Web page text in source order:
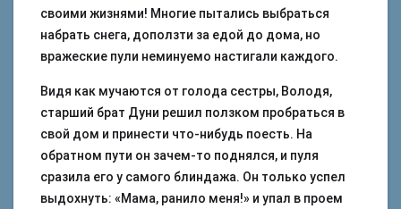
своими жизнями! Многие пытались выбраться
набрать снега, доползти за едой до дома, но
вражеские пули неминуемо настигали каждого.
Видя как мучаются от голода сестры, Володя,
старший брат Дуни решил ползком пробраться в
свой дом и принести что-нибудь поесть. На
обратном пути он зачем-то поднялся, и пуля
сразила его у самого блиндажа. Он только успел
выдохнуть: «Мама, ранило меня!» и упал в проем